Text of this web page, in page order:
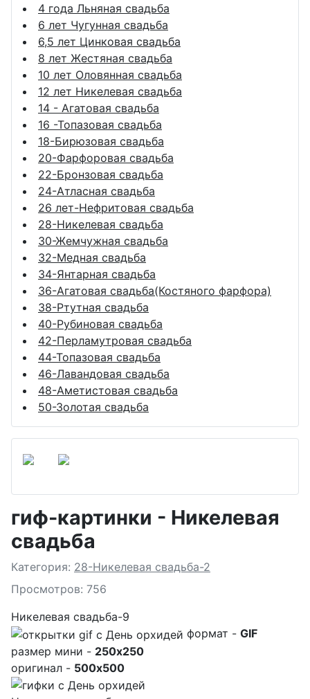
4 года Льняная свадьба
6 лет Чугунная свадьба
6,5 лет Цинковая свадьба
8 лет Жестяная свадьба
10 лет Оловянная свадьба
12 лет Никелевая свадьба
14 - Агатовая свадьба
16 -Топазовая свадьба
18-Бирюзовая свадьба
20-Фарфоровая свадьба
22-Бронзовая свадьба
24-Атласная свадьба
26 лет-Нефритовая свадьба
28-Никелевая свадьба
30-Жемчужная свадьба
32-Медная свадьба
34-Янтарная свадьба
36-Агатовая свадьба(Костяного фарфора)
38-Ртутная свадьба
40-Рубиновая свадьба
42-Перламутровая свадьба
44-Топазовая свадьба
46-Лавандовая свадьба
48-Аметистовая свадьба
50-Золотая свадьба
гиф-картинки - Никелевая
свадьба
Подробности
Категория: 28-Никелевая свадьба-2
Просмотров: 756
Никелевая свадьба-9
формат - GIF
размер мини - 250x250
оригинал - 500x500